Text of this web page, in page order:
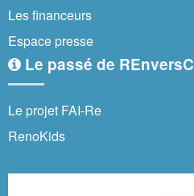
Les financeurs
Espace presse
Le passé de REnversC
Le projet FAI-Re
RenoKids